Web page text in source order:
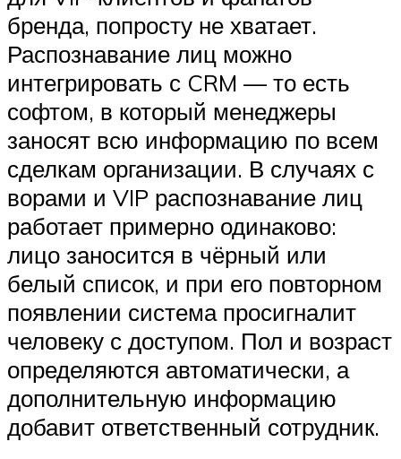
бренда, попросту не хватает.
Распознавание лиц можно
интегрировать с CRM — то есть
софтом, в который менеджеры
заносят всю информацию по всем
сделкам организации. В случаях с
ворами и VIP распознавание лиц
работает примерно одинаково:
лицо заносится в чёрный или
белый список, и при его повторном
появлении система просигналит
человеку с доступом. Пол и возраст
определяются автоматически, а
дополнительную информацию
добавит ответственный сотрудник.